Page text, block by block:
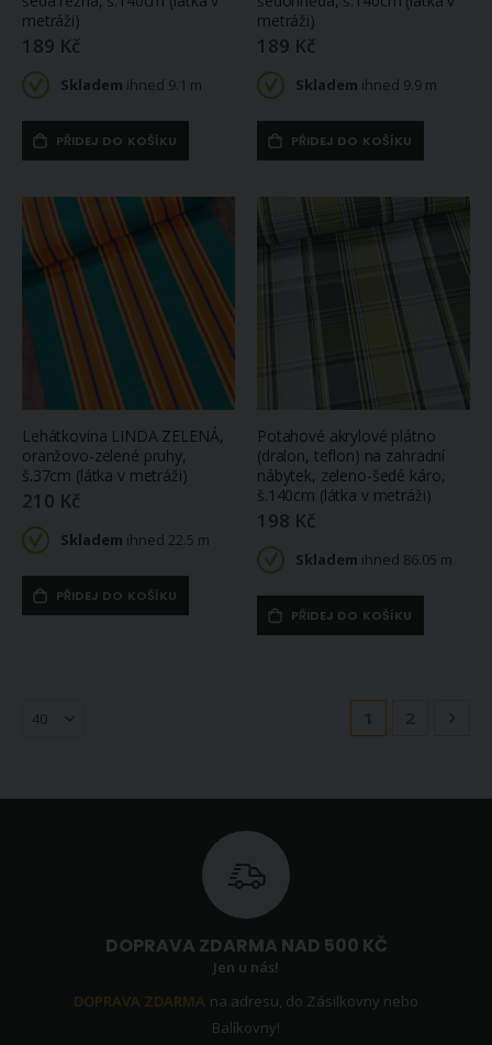
metráži)
189 Kč
Skladem ihned 9.1 m
PŘIDEJ DO KOŠÍKU
metráži)
189 Kč
Skladem ihned 9.9 m
PŘIDEJ DO KOŠÍKU
Lehátkovina LINDA ZELENÁ,
oranžovo-zelené pruhy,
š.37cm (látka v metráži)
210 Kč
Skladem ihned 22.5 m
PŘIDEJ DO KOŠÍKU
Potahové akrylové plátno
(dralon, teflon) na zahradní
nábytek, zeleno-šedé káro,
š.140cm (látka v metráži)
198 Kč
Skladem ihned 86.05 m
PŘIDEJ DO KOŠÍKU
DOPRAVA ZDARMA NAD 500 KČ
Jen u nás!
DOPRAVA ZDARMA na adresu, do Zásilkovny nebo
Balíkovny!